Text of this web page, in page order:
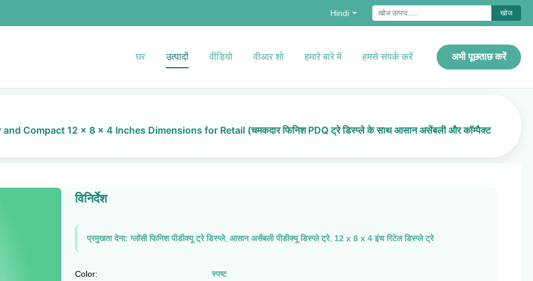
Hindi खोज
घर उत्पादों वीडियो वीआर शो हमारे बारे में हमसे संपर्क करें अभी पूछताछ करें
Compact 12 x 8 x 4 Inches Dimensions for Retail (चमकदार फिनिश PDQ ट्रे डिस्प्ले के साथ आसान असेंबली और कॉम्पैक्ट
विनिर्देश
प्रमुखता देना: ग्लॉसी फिनिश पीडीक्यू ट्रे डिस्प्ले, आसान असेंबली पीडीक्यू डिस्प्ले ट्रे, 12 x 8 x 4 इंच रिटेल डिस्प्ले ट्रे
Color: स्पष्ट